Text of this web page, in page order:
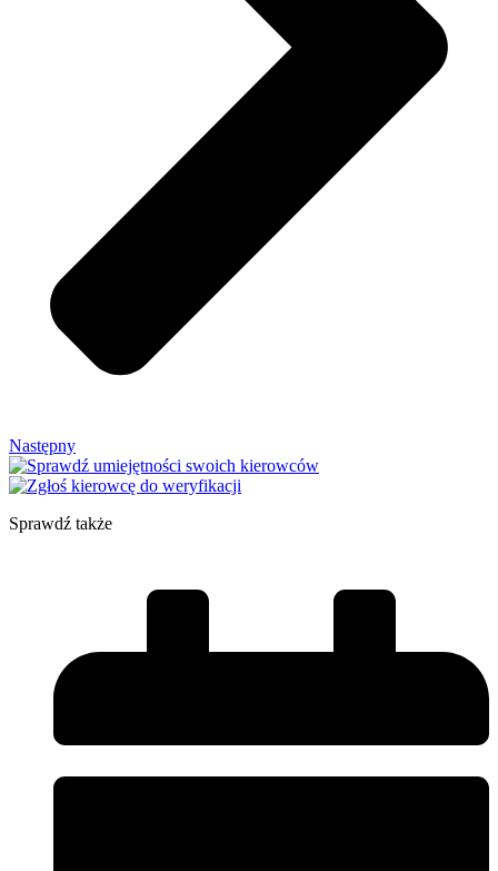
Następny
Sprawdź także